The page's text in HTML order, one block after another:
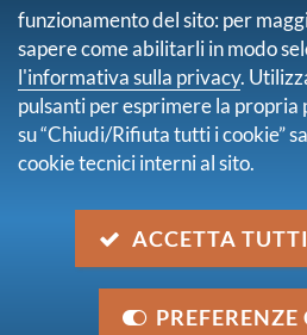
obbligatoria rca
Pubblicato il
sull'approvazione
elettronico per
contratto base di
obbligatoria rca
funzionamento del sito: per
sapere come abilitarli in modo
l'informativa sulla privacy.
pulsanti per esprimere la propria
su “Chiudi/Rifiuta tutti i cookie”
cookie tecnici interni al sito.
ACCETTA